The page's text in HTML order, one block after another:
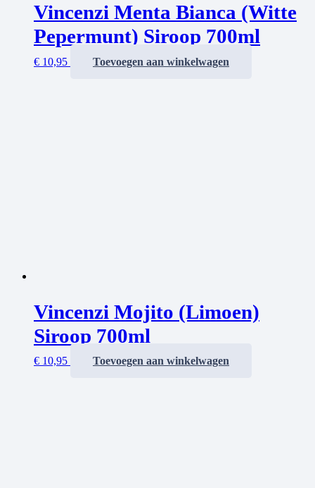
Vincenzi Menta Bianca (Witte
Pepermunt) Siroop 700ml
€ 10,95 Toevoegen aan winkelwagen
Vincenzi Mojito (Limoen)
Siroop 700ml
€ 10,95 Toevoegen aan winkelwagen